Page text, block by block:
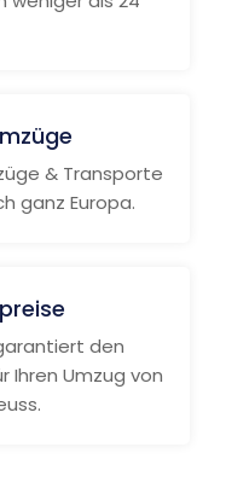
& Transporte
ganz Europa.
den
Ihren Umzug von